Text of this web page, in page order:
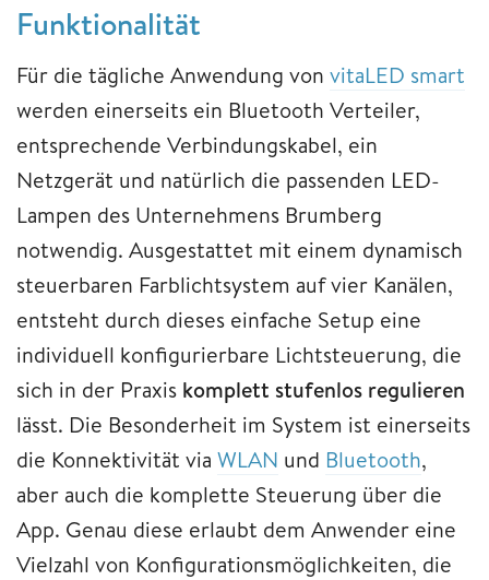
Funktionalität
Für die tägliche Anwendung von vitaLED smart
werden einerseits ein Bluetooth Verteiler,
entsprechende Verbindungskabel, ein
Netzgerät und natürlich die passenden LED-
Lampen des Unternehmens Brumberg
notwendig. Ausgestattet mit einem dynamisch
steuerbaren Farblichtsystem auf vier Kanälen,
entsteht durch dieses einfache Setup eine
individuell konfigurierbare Lichtsteuerung, die
sich in der Praxis komplett stufenlos regulieren
lässt. Die Besonderheit im System ist einerseits
die Konnektivität via WLAN und Bluetooth,
aber auch die komplette Steuerung über die
App. Genau diese erlaubt dem Anwender eine
Vielzahl von Konfigurationsmöglichkeiten, die